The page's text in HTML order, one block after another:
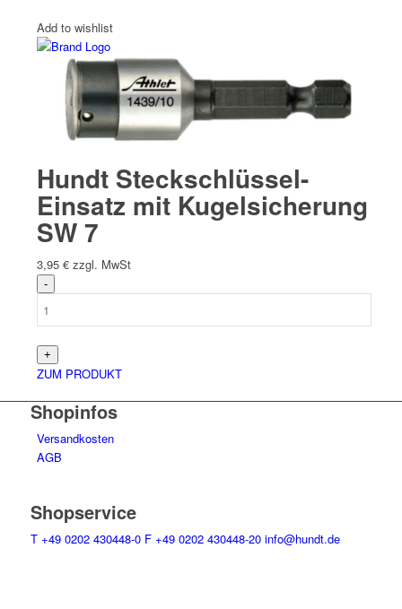
Add to wishlist
Hundt Steckschlüssel-
Einsatz mit Kugelsicherung
SW 7
3,95 € zzgl. MwSt
ZUM PRODUKT
Shopinfos
Versandkosten
AGB
Shopservice
T +49 0202 430448-0 F +49 0202 430448-20 info@hundt.de